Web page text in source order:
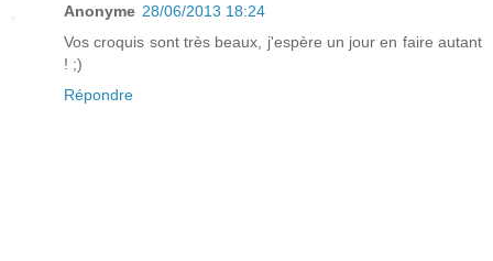
Anonyme 28/06/2013 18:24
Vos croquis sont très beaux, j'espère un jour en faire autant
! ;)
Répondre